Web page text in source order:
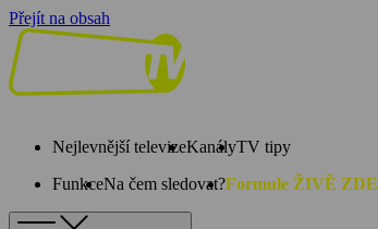
Přejít na obsah
Nejlevnější televizeKanályTV tipy
FunkceNa čem sledovat?Formule ŽIVĚ ZDE